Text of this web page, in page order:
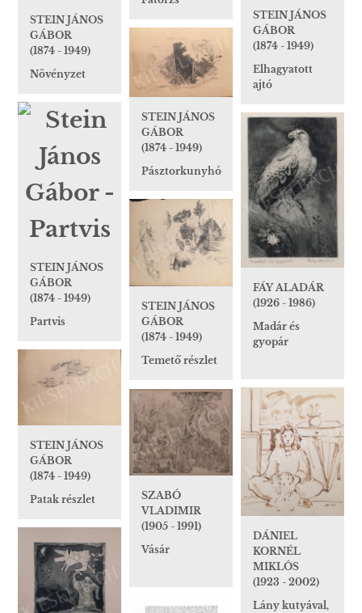
STEIN JÁNOS
GÁBOR
(1874 - 1949)
Elhagyatott
ajtó
STEIN JÁNOS
GÁBOR
(1874 - 1949)
Növényzet
STEIN JÁNOS
GÁBOR
(1874 - 1949)
Pásztorkunyhó
STEIN JÁNOS
GÁBOR
(1874 - 1949)
Partvis
FÁY ALADÁR
(1926 - 1986)
Madár és
gyopár
STEIN JÁNOS
GÁBOR
(1874 - 1949)
Temető részlet
STEIN JÁNOS
GÁBOR
(1874 - 1949)
Patak részlet
DÁNIEL
KORNÉL
MIKLÓS
(1923 - 2002)
Lány kutyával,
SZABÓ
VLADIMIR
(1905 - 1991)
Vásár